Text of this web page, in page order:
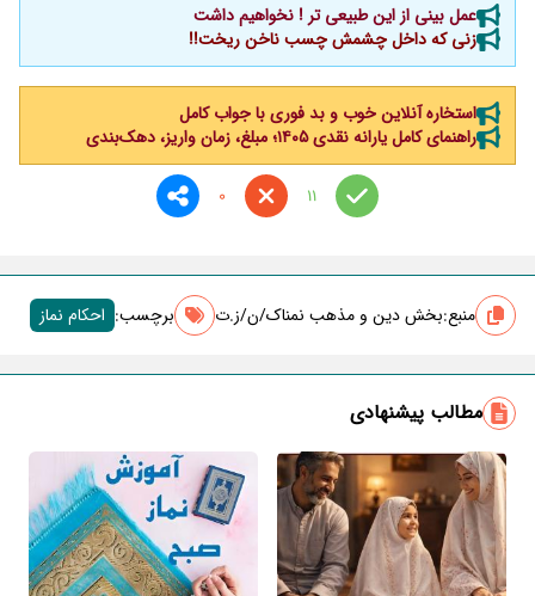
عمل بینی از این طبیعی تر ! نخواهیم داشت
زنی که داخل چشمش چسب ناخن ریخت!!
استخاره آنلاین خوب و بد فوری با جواب کامل
راهنمای کامل یارانه نقدی ۱۴۰۵؛ مبلغ، زمان واریز، دهک‌بندی
11
0
منبع:بخش دین و مذهب نمناک/ن/ز.ت برچسب‌: احکام نماز
مطالب پیشنهادی